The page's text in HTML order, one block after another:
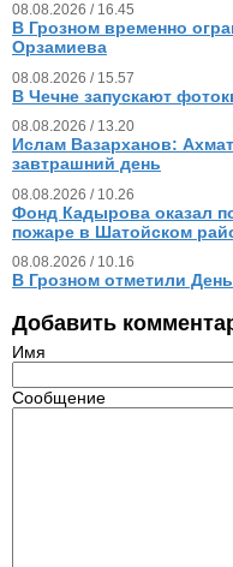
08.08.2026 / 16.45
В Грозном временно
Орзамиева
08.08.2026 / 15.57
В Чечне запускают
08.08.2026 / 13.20
Ислам Вазарханов:
завтрашний день
08.08.2026 / 10.26
Фонд Кадырова оказал
пожаре в Шатойском
08.08.2026 / 10.16
В Грозном отметили
Добавить
Имя
Сообщение